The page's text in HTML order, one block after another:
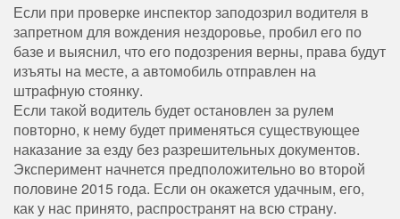
Если при проверке инспектор заподозрил водителя в
запретном для вождения нездоровье, пробил его по
базе и выяснил, что его подозрения верны, права будут
изъяты на месте, а автомобиль отправлен на
штрафную стоянку.
Если такой водитель будет остановлен за рулем
повторно, к нему будет применяться существующее
наказание за езду без разрешительных документов.
Эксперимент начнется предположительно во второй
половине 2015 года. Если он окажется удачным, его,
как у нас принято, распространят на всю страну.